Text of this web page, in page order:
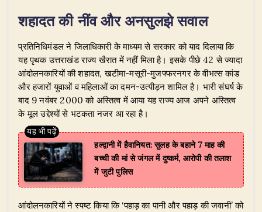
शहादत की नींव और अनसुलझे सवाल
​प्रतिनिधिमंडल ने जिलाधिकारी के माध्यम से सरकार को याद दिलाया कि
यह पृथक उत्तराखंड राज्य खैरात में नहीं मिला है। इसके पीछे 42 से ज्यादा
आंदोलनकारियों की शहादत, खटीमा-मसूरी-मुजफ्फरनगर के वीभत्स कांड
और हजारों युवाओं व महिलाओं का दमन-उत्पीड़न शामिल है। भारी संघर्ष के
बाद 9 नवंबर 2000 को अस्तित्व में आया यह राज्य आज अपने अस्तित्व
के मूल उद्देश्यों से भटकता नजर आ रहा है।
हल्द्वानी में हैवानियत: सुलह के बहाने 7 माह की
बच्ची की मां से जंगल में दुष्कर्म, आरोपी की तलाश
में जुटी पुलिस
​आंदोलनकारियों ने स्पष्ट किया कि ‘पहाड़ का पानी और पहाड़ की जवानी’ को